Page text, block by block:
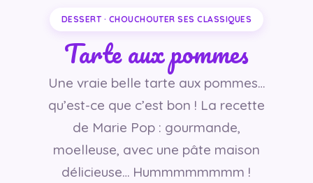
DESSERT · CHOUCHOUTER SES CLASSIQUES
Tarte aux pommes
Une vraie belle tarte aux pommes…
qu’est-ce que c’est bon ! La recette
de Marie Pop : gourmande,
moelleuse, avec une pâte maison
délicieuse… Hummmmmmmm !